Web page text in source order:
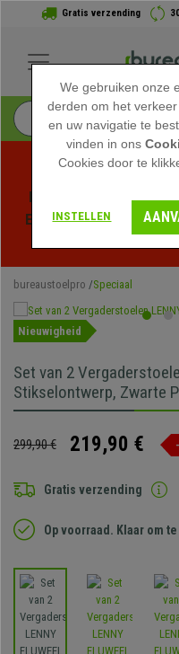
Gratis verzending
Profiteer van de
Exclusieve kortingen
bureaustoelpro Speciaal
Nieuwigheid
Set van 2
Stikselontwerp, Zwarte
299,90 € 219,90 €
Gratis verzending
Op voorraad. Klaar om
We gebruiken onze
derden om het
en uw navigatie te
vinden in ons
Cookies door te
INSTELLEN